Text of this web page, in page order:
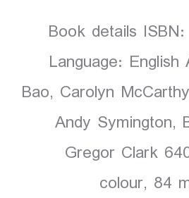
Book details
Language:
Bao, Carolyn
Andy Symington,
Gregor Clark
colour, 84